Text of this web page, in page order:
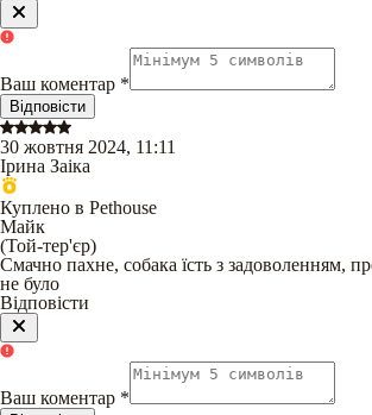
Ваш коментар *
Відповісти
30 жовтня 2024, 11:11
Ірина Заіка
Куплено в Pethouse
Майк
(Той-тер'єр)
Смачно пахне, собака їсть з задоволенням,
не було
Відповісти
Ваш коментар *